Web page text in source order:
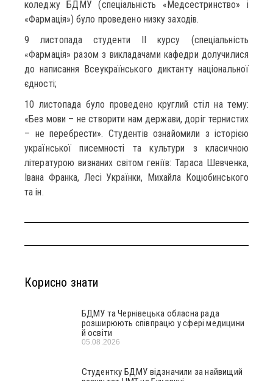
коледжу БДМУ (спеціальність «Медсестринство» і
«Фармація») було проведено низку заходів.
9 листопада студенти ІІ курсу (спеціальність
«Фармація» разом з викладачами кафедри долучилися
до написання Всеукраїнського диктанту національної
єдності;
10 листопада було проведено круглий стіл на тему:
«Без мови – не створити нам держави, доріг тернистих
– не перебрести». Студентів ознайомили з історією
української писемності та культури з класичною
літературою визнаних світом геніїв: Тараса Шевченка,
Івана Франка, Лесі Українки, Михайла Коцюбинського
та ін.
Корисно знати
БДМУ та Чернівецька обласна рада
розширюють співпрацю у сфері медицини
й освіти
05.08.2026
Студентку БДМУ відзначили за найвищий